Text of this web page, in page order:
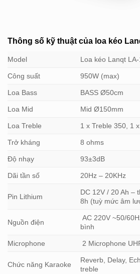
Thông số kỹ thuật của loa kéo
Model Loa kéo Lanqt LA-
Công suất 950W (max)
Loa Bass BASS Ø50cm
Loa Mid Mid Ø150mm
Loa Treble 1 x Treble 350, 1
Trở kháng 8 ohms
Độ nhạy 93±3dB
Dãi tần số 20Hz – 20KHz
Pin Lithium
DC 12V / 20 Ah –
8h (tuỳ mức âm
Nguồn điện
AC 220V ~50/
bình
Microphone 2 Microphone
Chức năng Karaoke
Reverb, Delay,
treble